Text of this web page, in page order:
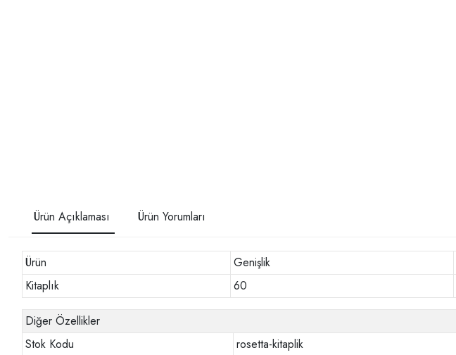
Ürün Açıklaması Ürün Yorumları
Ürün Genişlik
Kitaplık
60
Diğer Özellikler
Stok Kodu
rosetta-kitaplik